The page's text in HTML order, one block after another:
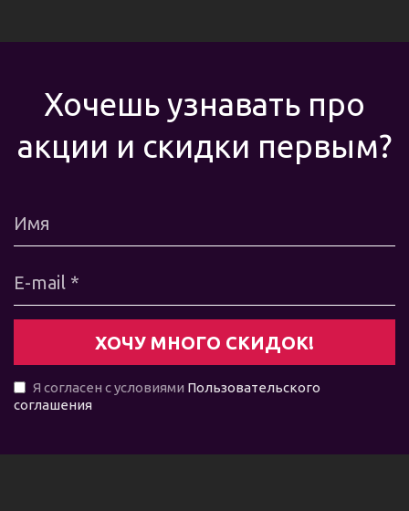
Хочешь узнавать про
акции и скидки первым?
Я согласен с условиями Пользовательского
соглашения